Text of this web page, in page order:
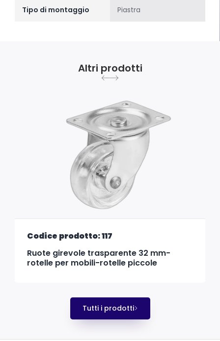
Tipo di montaggio Piastra
Altri prodotti
Codice prodotto: 117
Ruote girevole trasparente 32 mm-
rotelle per mobili-rotelle piccole
Tutti i prodotti